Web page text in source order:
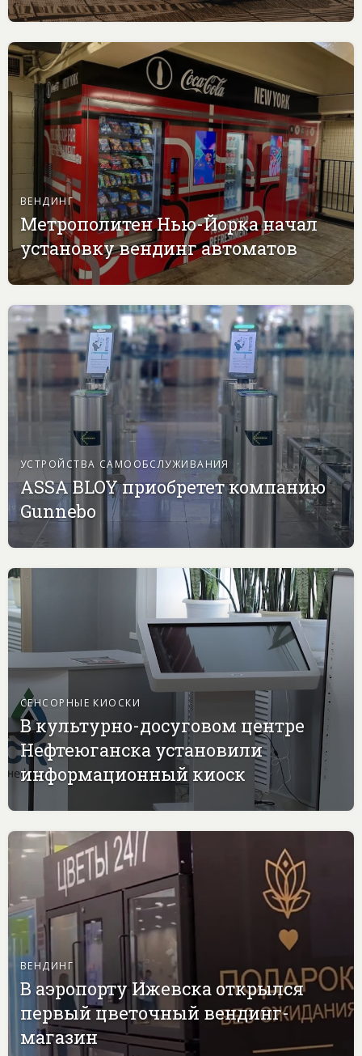
ВЕНДИНГ
Метрополитен Нью-Йорка начал
установку вендинг автоматов
УСТРОЙСТВА САМООБСЛУЖИВАНИЯ
ASSA BLOY приобретет компанию
Gunnebo
СЕНСОРНЫЕ КИОСКИ
В культурно-досуговом центре
Нефтеюганска установили
информационный киоск
ВЕНДИНГ
В аэропорту Ижевска открылся
первый цветочный вендинг-
магазин